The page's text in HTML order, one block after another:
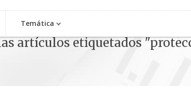
Temática
artículos etiquetados